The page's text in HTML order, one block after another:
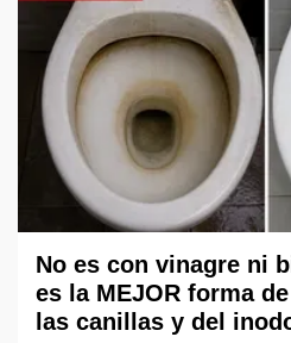
No es con vinagre ni
es la MEJOR forma
las canillas y del